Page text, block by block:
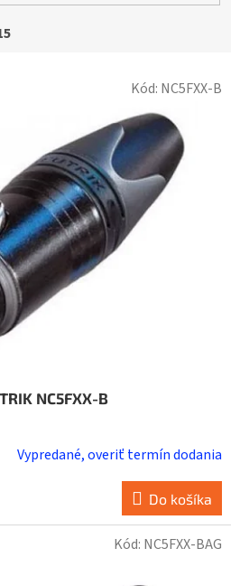
NC5FXX-B
Vypredané, overiť termín dodania
Do košíka
Kód: NC5FXX-B
Kód: NC5FXX-BAG